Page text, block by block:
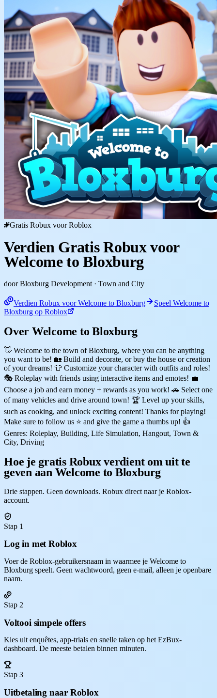
Gratis Robux voor Roblox
Verdien Gratis Robux voor
Welcome to Bloxburg
door Bloxburg Development · Town and City
Verdien Robux voor Welcome to Bloxburg
Speel Welcome to
Bloxburg op Roblox
Over Welcome to Bloxburg
👋 Welcome to the town of Bloxburg, where you can be anything
you want to be! 🏡 Build and decorate, or buy the house or creation
of your dreams! 👕 Customize your character with outfits and roles!
🎭 Roleplay with friends using interactive items and emotes! 💼
Choose a job and earn money + rewards as you work! 🚗 Select one
of many vehicles and drive around town! 🏆 Level up your skills,
such as cooking, and unlock exciting content! Thanks for playing!
Make sure to follow us ⭐ and give the game a thumbs up! 👍
Genres: Roleplay, Building, Life Simulation, Hangout, Town &
City, Driving
Hoe je gratis Robux verdient om uit te
geven aan Welcome to Bloxburg
Drie stappen. Geen downloads. Robux direct naar je Roblox-
account.
Stap 1
Log in met Roblox
Voer de Roblox-gebruikersnaam in waarmee je Welcome to
Bloxburg speelt. Geen wachtwoord, geen e-mail, alleen je openbare
naam.
Stap 2
Voltooi simpele offers
Kies uit enquêtes, app-trials en snelle taken op het EzBux-
dashboard. De meeste betalen binnen minuten.
Stap 3
Uitbetaling naar Roblox